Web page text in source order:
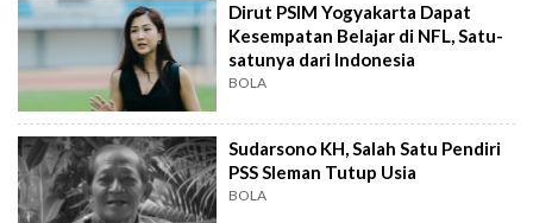
Dirut PSIM Yogyakarta Dapat
Kesempatan Belajar di NFL, Satu-
satunya dari Indonesia
BOLA
Sudarsono KH, Salah Satu Pendiri
PSS Sleman Tutup Usia
BOLA